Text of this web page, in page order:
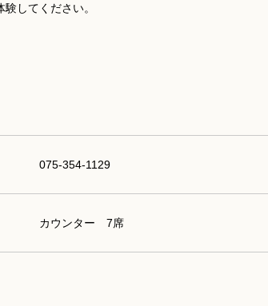
験してください。
075-354-1129
カウンター 7席